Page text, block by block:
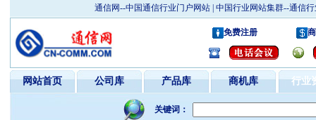
通信网--中国通信行业门户网站 | 中国行业网站集群--通信
免费注册
网站首页 公司库 产品库 商机库 行业
关键词：